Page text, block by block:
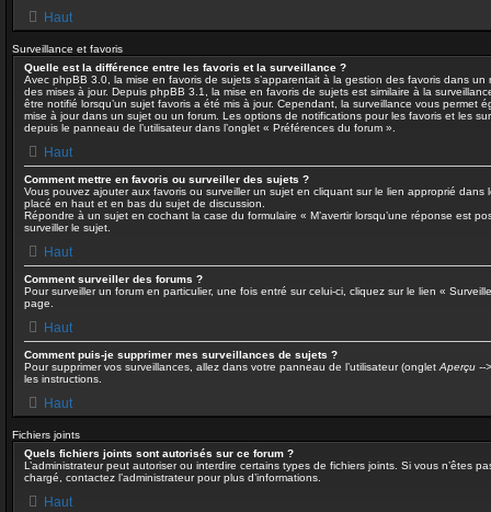
Haut
Surveillance et favoris
Quelle est la différence entre les favoris et la surveillance ?
Avec phpBB 3.0, la mise en favoris de sujets s’apparentait à la gestion des favoris dans un
des mises à jour. Depuis phpBB 3.1, la mise en favoris de sujets est similaire à la
être notifié lorsqu’un sujet favoris a été mis à jour. Cependant, la surveillance vous permet
mise à jour dans un sujet ou un forum. Les options de notifications pour les favoris et les
depuis le panneau de l’utilisateur dans l’onglet « Préférences du forum ».
Haut
Comment mettre en favoris ou surveiller des sujets ?
Vous pouvez ajouter aux favoris ou surveiller un sujet en cliquant sur le lien approprié
placé en haut et en bas du sujet de discussion.
Répondre à un sujet en cochant la case du formulaire « M’avertir lorsqu’une réponse est
surveiller le sujet.
Haut
Comment surveiller des forums ?
Pour surveiller un forum en particulier, une fois entré sur celui-ci, cliquez sur le lien «
page.
Haut
Comment puis-je supprimer mes surveillances de sujets ?
Pour supprimer vos surveillances, allez dans votre panneau de l’utilisateur (onglet Aperçu --
les instructions.
Haut
Fichiers joints
Quels fichiers joints sont autorisés sur ce forum ?
L’administrateur peut autoriser ou interdire certains types de fichiers joints. Si vous n’êtes
chargé, contactez l’administrateur pour plus d’informations.
Haut